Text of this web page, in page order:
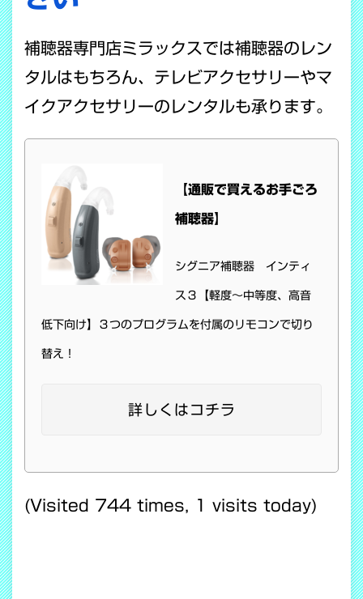
補聴器専門店ミラックスでは補聴器のレン
タルはもちろん、テレビアクセサリーやマ
イクアクセサリーのレンタルも承ります。
【通販で買えるお手ごろ
補聴器】
シグニア補聴器 インティ
ス３【軽度～中等度、高音
低下向け】３つのプログラムを付属のリモコンで切り
替え！
詳しくはコチラ
(Visited 744 times, 1 visits today)